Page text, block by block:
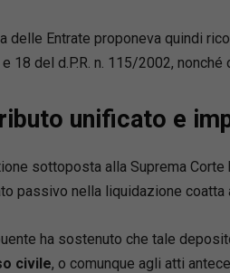
delle Entrate proponeva quindi
18 del d.P.R. n. 115/2002, nonché
unificato e
sottoposta alla Suprema
passivo nella liquidazione coatta
ha sostenuto che tale
civile, o comunque agli atti